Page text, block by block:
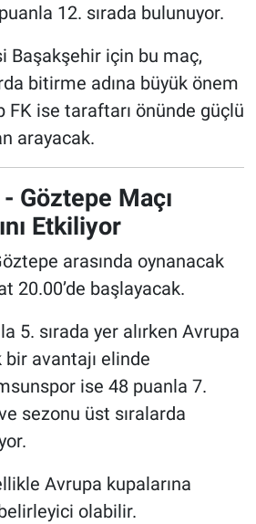
12. sırada bulunuyor.
Başakşehir için bu maç,
bitirme adına büyük önem
FK ise taraftarı önünde güçlü
arayacak.
Göztepe Maçı
Etkiliyor
arasında oynanacak
20.00’de başlayacak.
5. sırada yer alırken Avrupa
avantajı elinde
ise 48 puanla 7.
sezonu üst sıralarda
Avrupa kupalarına
belirleyici olabilir.